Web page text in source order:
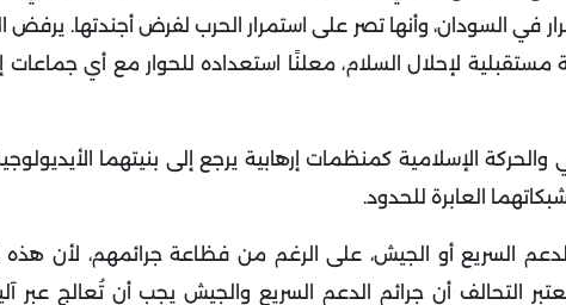
في السودان، وأنها تصر على استمرار الحرب لفرض أجندتها. يرفض
لإحلال السلام، معلنًا استعداده للحوار مع أي جماعات
الإسلامية كمنظمات إرهابية يرجع إلى بنيتهما
العابرة للحدود.
السريع أو الجيش، على الرغم من فظاعة جرائمهم، لأن هذه
التحالف أن جرائم الدعم السريع والجيش يجب أن تُعالج عبر